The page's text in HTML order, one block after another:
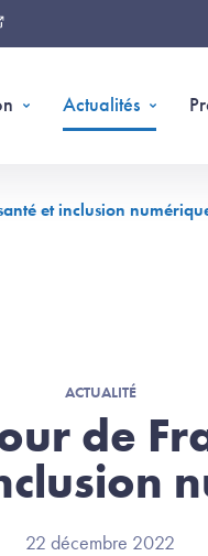
Actualités
et inclusion
ACTUALITÉ
de
22 décembre 2022